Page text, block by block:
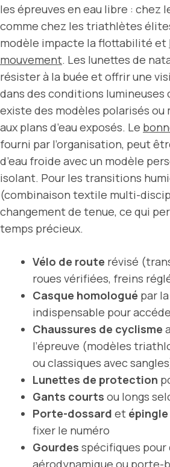
les épreuves en eau libre : chez
comme chez les triathlètes
modèle impacte la flottabilité et
mouvement. Les lunettes de
résister à la buée et offrir une
dans des conditions lumineuses
existe des modèles polarisés
aux plans d’eau exposés. Le
fourni par l’organisation, peut
d’eau froide avec un modèle
isolant. Pour les transitions
(combinaison textile multi-
changement de tenue, ce qui
temps précieux.
Vélo de route révisé
roues vérifiées, freins
Casque homologué par
indispensable pour
Chaussures de cyclisme
l’épreuve (modèles
ou classiques avec
Lunettes de protection
Gants courts ou longs
Porte-dossard et
fixer le numéro
Gourdes spécifiques pour
aérodynamique ou porte-